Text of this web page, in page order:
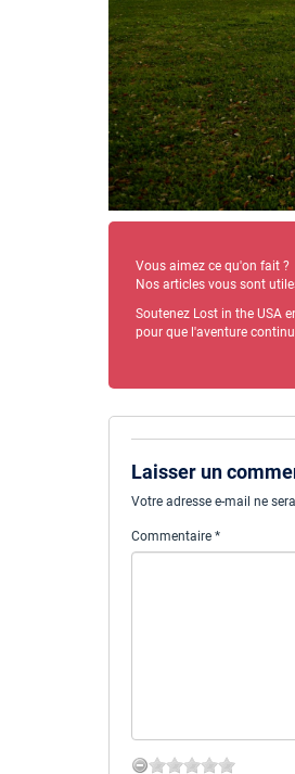
Vous aimez ce qu'on fait ?
Nos articles vous sont
Soutenez Lost in the USA
pour que l'aventure
Laisser un
Votre adresse e-mail ne
Commentaire*